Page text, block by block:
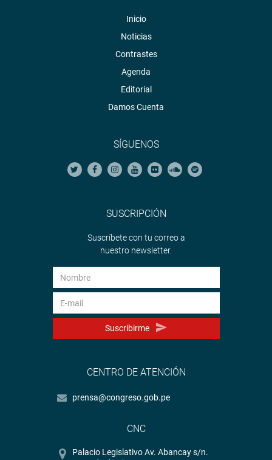
Inicio
Noticias
Contrastes
Agenda
Editorial
Damos Cuenta
SÍGUENOS
SUSCRIPCIÓN
Suscríbete con tu correo a
nuestro newsletter.
Suscribirme
CENTRO DE ATENCIÓN
prensa@congreso.gob.pe
CNC
Palacio Legislativo Av. Abancay s/n.